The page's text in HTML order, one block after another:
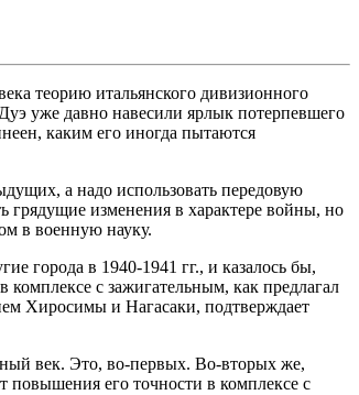
теорию итальянского дивизионного
уже давно навесили ярлык потерпевшего
каким его иногда пытаются
а надо использовать передовую
грядущие изменения в характере войны, но
в военную науку.
города в 1940-1941 гг., и казалось бы,
с зажигательным, как предлагал
Хиросимы и Нагасаки, подтверждает
век. Это, во-первых. Во-вторых же,
повышения его точности в комплексе с